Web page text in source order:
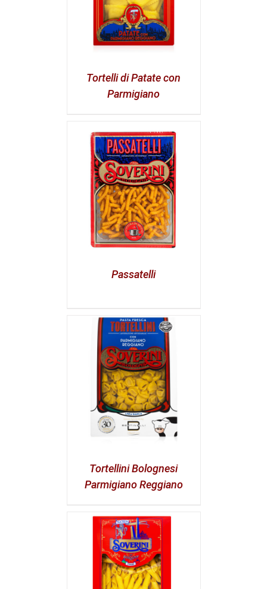
Tortelli di Patate con
Parmigiano
Passatelli
Tortellini Bolognesi
Parmigiano Reggiano